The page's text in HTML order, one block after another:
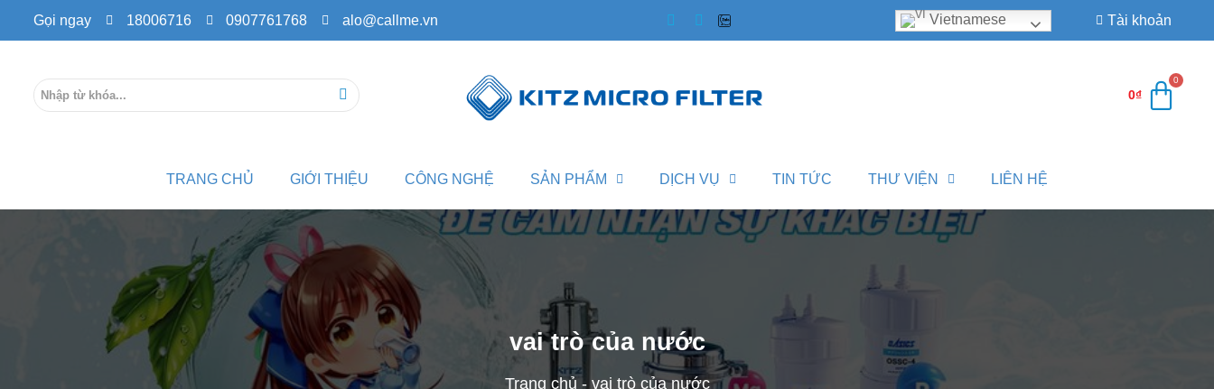
Gọi ngay 18006716 0907761768 alo@callme.vn Vietnamese Tài khoản
0₫
TRANG CHỦ GIỚI THIỆU CÔNG NGHỆ SẢN PHẨM DỊCH VỤ TIN TỨC THƯ VIỆN LIÊN HỆ
vai trò của nước
Trang chủ - vai trò của nước